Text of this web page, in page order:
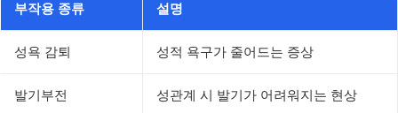
부작용 종류 설명
성욕 감퇴 성적 욕구가 줄어드는 증상
발기부전 성관계 시 발기가 어려워지는 현상